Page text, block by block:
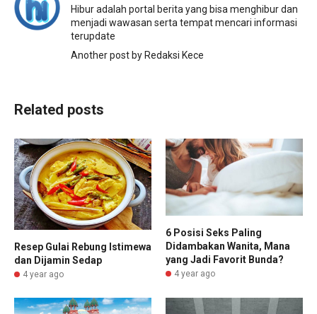
Hibur adalah portal berita yang bisa menghibur dan
menjadi wawasan serta tempat mencari informasi
terupdate
Another post by Redaksi Kece
Related posts
Resep Gulai Rebung Istimewa
dan Dijamin Sedap
4 year ago
6 Posisi Seks Paling
Didambakan Wanita, Mana
yang Jadi Favorit Bunda?
4 year ago